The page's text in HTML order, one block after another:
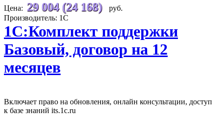
Цена: 29 004 (24 168)
руб.
Производитель: 1С
1С:Комплект поддержки
Базовый, договор на 12
месяцев
Включает право на обновления, онлайн консультации, доступ
к базе знаний its.1c.ru